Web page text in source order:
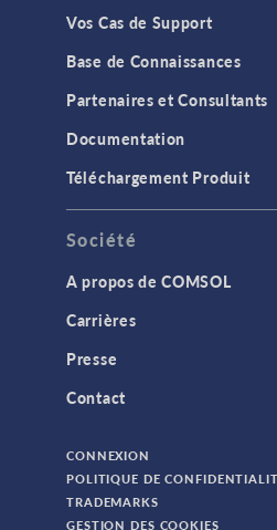
Vos Cas de Support
Base de Connaissances
Partenaires et Consultants
Documentation
Téléchargement Produit
Société
A propos de COMSOL
Carrières
Presse
Contact
CONNEXION
POLITIQUE DE
TRADEMARKS
GESTION DES COOKIES